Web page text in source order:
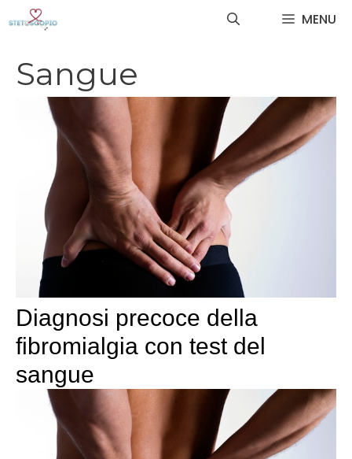
MENU
Sangue
Diagnosi precoce della
fibromialgia con test del
sangue